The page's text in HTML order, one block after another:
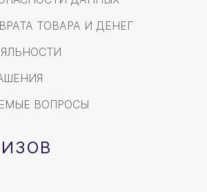
ТОВАРА И ДЕНЕГ
ВОПРОСЫ